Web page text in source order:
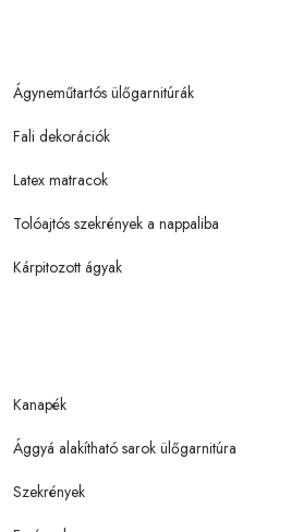
Ágyneműtartós ülőgarnitúrák
Fali dekorációk
Latex matracok
Tolóajtós szekrények a nappaliba
Kárpitozott ágyak
Kanapék
Ággyá alakítható sarok ülőgarnitúra
Szekrények